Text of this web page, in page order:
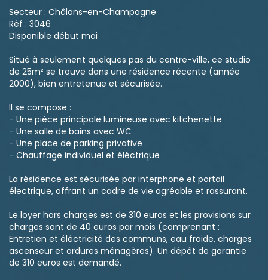
Secteur : Châlons-en-Champagne
Réf : 3046
Disponible début mai
Situé à seulement quelques pas du centre-ville, ce studio
de 25m² se trouve dans une résidence récente (année
2000), bien entretenue et sécurisée.
Il se compose :
- Une pièce principale lumineuse avec kitchenette
- Une salle de bains avec WC
- Une place de parking privative
- Chauffage individuel et éléctrique
La résidence est sécurisée par interphone et portail
électrique, offrant un cadre de vie agréable et rassurant.
Le loyer hors charges est de 310 euros et les provisions sur
charges sont de 40 euros par mois (comprenant :
Entretien et éléctricité des communs, eau froide, charges
ascenseur et ordures ménagères). Un dépôt de garantie
de 310 euros est demandé.